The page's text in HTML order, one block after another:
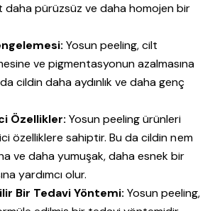
daha pürüzsüz ve daha homojen bir
Yosun peeling, cilt
ve pigmentasyonun azalmasına
cildin daha aydınlık ve daha genç
Özellikler: Yosun peeling ürünleri
özelliklere sahiptir. Bu da cildin nem
ve daha yumuşak, daha esnek bir
yardımcı olur.
Bir Tedavi Yöntemi: Yosun peeling,